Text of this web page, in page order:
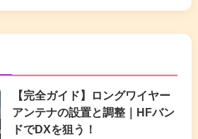
(4)
(3)
(7)
(7)
(6)
(5)
【完全ガイド】ロングワイヤー
アンテナの設置と調整｜HFバン
ドでDXを狙う！